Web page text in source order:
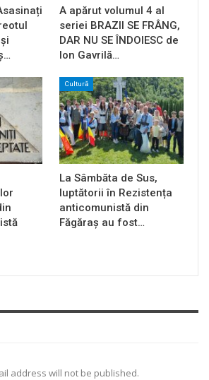
A apărut volumul 4 al
seriei BRAZII SE FRÂNG,
DAR NU SE ÎNDOIESC de
Ion Gavrilă…
Cultură
La Sâmbăta de Sus,
luptătorii în Rezistența
anticomunistă din
Făgăraș au fost…
address will not be published.